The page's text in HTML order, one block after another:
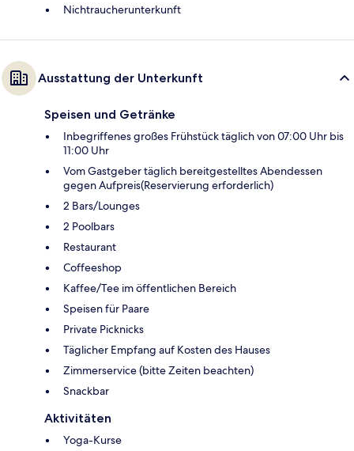
Nichtraucherunterkunft
Ausstattung der Unterkunft
Speisen und Getränke
Inbegriffenes großes Frühstück täglich von 07:00 Uhr bis
11:00 Uhr
Vom Gastgeber täglich bereitgestelltes Abendessen
gegen Aufpreis(Reservierung erforderlich)
2 Bars/Lounges
2 Poolbars
Restaurant
Coffeeshop
Kaffee/Tee im öffentlichen Bereich
Speisen für Paare
Private Picknicks
Täglicher Empfang auf Kosten des Hauses
Zimmerservice (bitte Zeiten beachten)
Snackbar
Aktivitäten
Yoga-Kurse